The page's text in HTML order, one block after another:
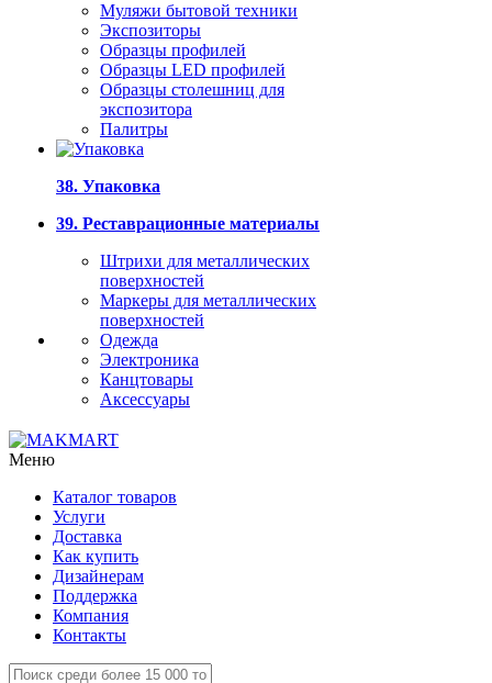
Муляжи бытовой техники
Экспозиторы
Образцы профилей
Образцы LED профилей
Образцы столешниц для
экспозитора
Палитры
38. Упаковка
39. Реставрационные материалы
Штрихи для металлических
поверхностей
Маркеры для металлических
поверхностей
Одежда
Электроника
Канцтовары
Аксессуары
Меню
Каталог товаров
Услуги
Доставка
Как купить
Дизайнерам
Поддержка
Компания
Контакты